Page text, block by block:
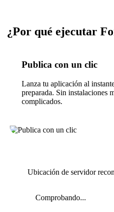
¿Por qué ejecutar
Publica con un clic
Lanza tu aplicación al
preparada. Sin instalaciones
complicados.
Ubicación de servidor
Comprobando...